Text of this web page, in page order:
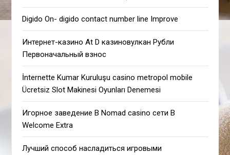
Digido On- digido contact number line Improve
Интернет-казино At D казиновулкан Рубли
Первоначальный взнос
İnternette Kumar Kuruluşu casino metropol mobile
Ücretsiz Slot Makinesi Oyunları Denemesi
Игорное заведение В Nomad casino сети В
Welcome Extra
Лучший способ насладиться игровыми